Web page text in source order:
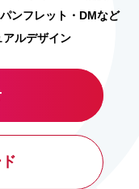
ンフレット・DMなど
ルデザイン